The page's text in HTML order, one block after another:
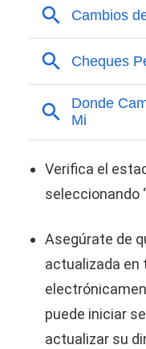
Verifica el
seleccionando
Asegúrate de
actualizada en
puede iniciar
actualizar su